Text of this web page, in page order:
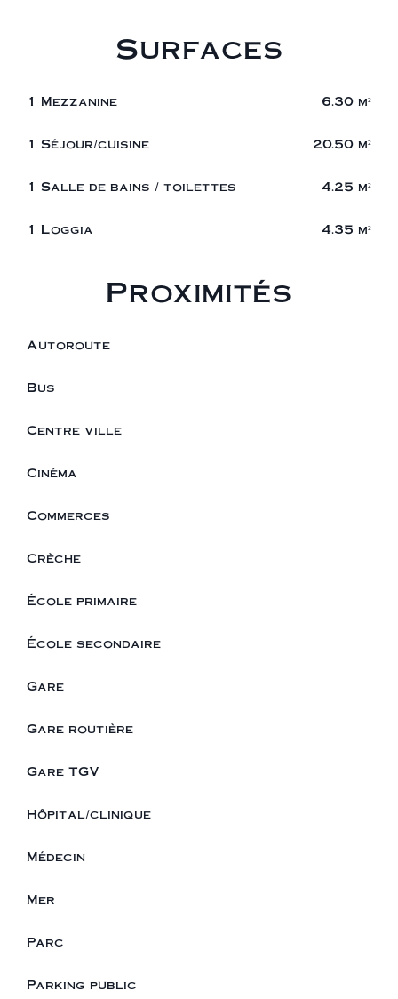
Surfaces
1 Mezzanine 6.30 m²
1 Séjour/cuisine 20.50 m²
1 Salle de bains / toilettes 4.25 m²
1 Loggia 4.35 m²
Proximités
Autoroute
Bus
Centre ville
Cinéma
Commerces
Crèche
École primaire
École secondaire
Gare
Gare routière
Gare TGV
Hôpital/clinique
Médecin
Mer
Parc
Parking public